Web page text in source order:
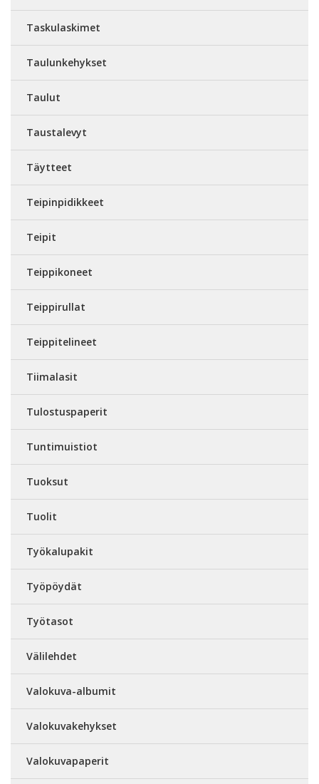
Taskulaskimet
Taulunkehykset
Taulut
Taustalevyt
Täytteet
Teipinpidikkeet
Teipit
Teippikoneet
Teippirullat
Teippitelineet
Tiimalasit
Tulostuspaperit
Tuntimuistiot
Tuoksut
Tuolit
Työkalupakit
Työpöydät
Työtasot
Välilehdet
Valokuva-albumit
Valokuvakehykset
Valokuvapaperit